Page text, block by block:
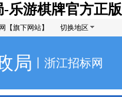
乐游棋牌官方正版
【旗下网站】 切换地区
局 丨浙江招标网